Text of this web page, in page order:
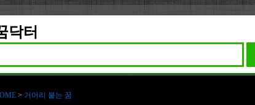
닥터
> 거머리 붙는 꿈